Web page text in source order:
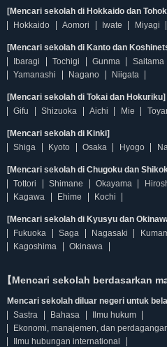
[Mencari sekolah di Hokkaido dan
Hokkaido
Aomori Iwate Miyagi
[Mencari sekolah di Kanto dan
Ibaragi
Tochigi Gunma Saitama
Yamanashi
Nagano Niigata
[Mencari sekolah di Tokai dan Hokuriku]
Gifu
Shizuoka Aichi Mie
[Mencari sekolah di Kinki]
Shiga
Kyoto Osaka Hyogo
[Mencari sekolah di Chugoku dan
Tottori
Shimane Okayama
Kagawa
Ehime Kochi
[Mencari sekolah di Kyusyu dan
Fukuoka
Saga Nagasaki
Kagoshima
Okinawa
【Mencari sekolah berdasarkan
Mencari sekolah diluar negeri untuk
Sastra
Bahasa
Ilmu hukum
Ekonomi, manajemen, dan
Ilmu hubungan international